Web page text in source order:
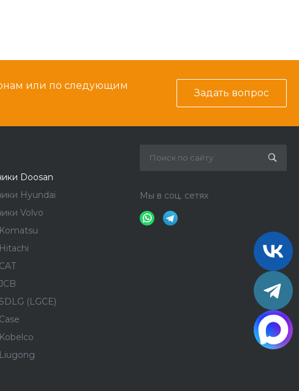
или по следующим
Задать вопрос
Doosan
Hyundai
Volvo
(LGCE)
Мы в соц. сетях